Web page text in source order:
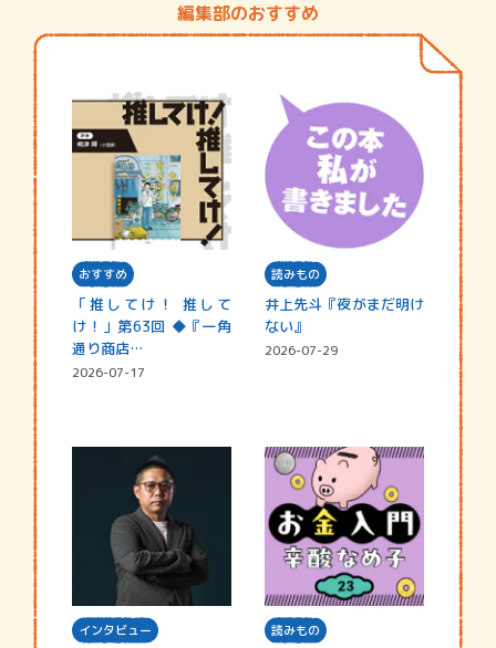
編集部のおすすめ
おすすめ
「推してけ！ 推して
け！」第63回 ◆『一角
通り商店…
2026-07-17
読みもの
井上先斗『夜がまだ明け
ない』
2026-07-29
インタビュー 読みもの